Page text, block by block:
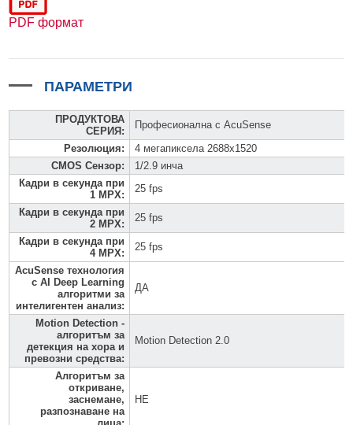
PDF формат
ПАРАМЕТРИ
ПРОДУКТОВА
СЕРИЯ:
Професионална с AcuSense
Резолюция:
4 мегапиксела 2688x1520
CMOS Сензор:
1/2.9 инча
Кадри в секунда при
1 MPX:
25 fps
Кадри в секунда при
2 MPX:
25 fps
Кадри в секунда при
4 MPX:
25 fps
AcuSense технология
с AI Deep Learning
алгоритми за
интелигентен анализ:
ДА
Motion Detection -
алгоритъм за
детекция на хора и
превозни средства:
Motion Detection 2.0
Алгоритъм за
откриване,
заснемане,
разпознаване на
НЕ